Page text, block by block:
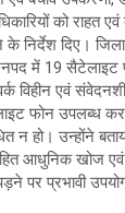
को राहत एवं
निर्देश दिए।
में 19 सैटेलाइट
विहीन एवं
फोन उपलब्ध
न हो। उन्होंने
आधुनिक खोज
पर प्रभावी